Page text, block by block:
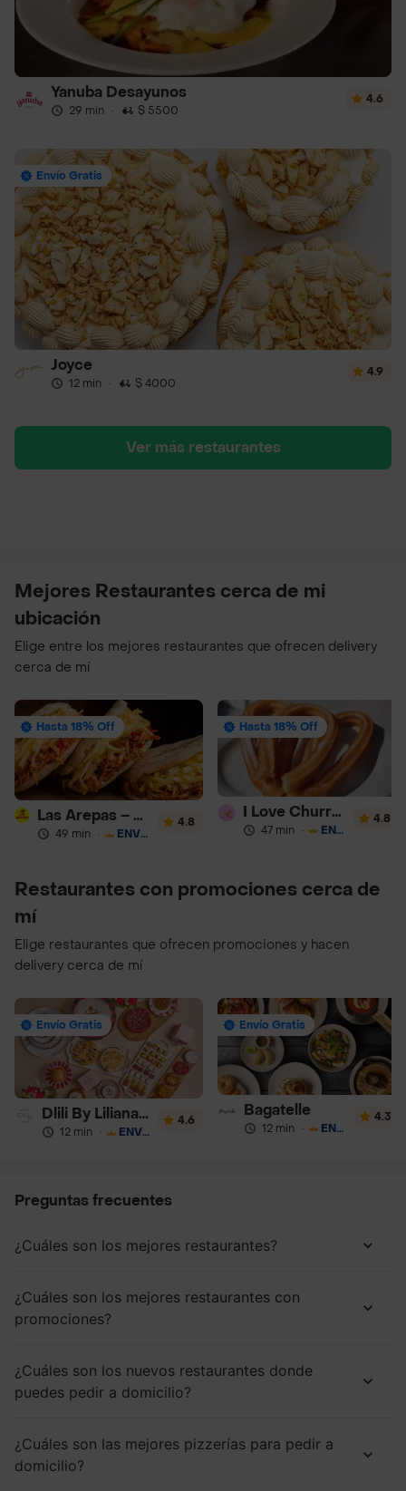
Yanuba Desayunos
29 min · $ 5500
4.6
Envío Gratis
Joyce
12 min · $ 4000
4.9
Ver más restaurantes
Mejores Restaurantes cerca de mi
ubicación
Elige entre los mejores restaurantes que ofrecen delivery
cerca de mí
Hasta 18% Off
Las Arepas – Arepas Rellenas
49 min · ENVÍO GRATIS
4.8
Hasta 18% Off
I Love Churros 95
47 min · ENVÍO GRATIS
4.8
Restaurantes con promociones cerca de
mí
Elige restaurantes que ofrecen promociones y hacen
delivery cerca de mí
Envío Gratis
Dlili By Liliana Arango
12 min · ENVÍO GRATIS
4.6
Envío Gratis
Bagatelle
12 min · ENVÍO GRATIS
4.3
Preguntas frecuentes
¿Cuáles son los mejores restaurantes?
¿Cuáles son los mejores restaurantes con
promociones?
¿Cuáles son los nuevos restaurantes donde
puedes pedir a domicilio?
¿Cuáles son las mejores pizzerías para pedir a
domicilio?